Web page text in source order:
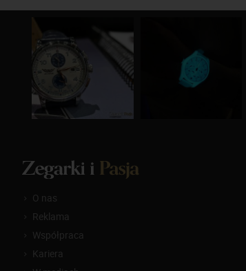
O nas
Reklama
Współpraca
Kariera